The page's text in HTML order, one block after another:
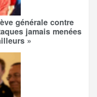
générale contre
jamais menées
»